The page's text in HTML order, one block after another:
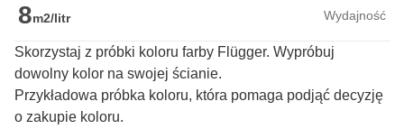
8m2/litr Wydajność
Skorzystaj z próbki koloru farby Flügger. Wypróbuj
dowolny kolor na swojej ścianie.
Przykładowa próbka koloru, która pomaga podjąć decyzję
o zakupie koloru.